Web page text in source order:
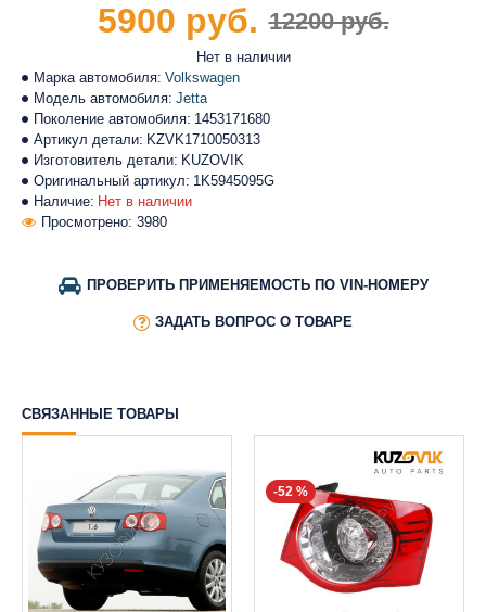
Наличие: Нет в наличии
Марка автомобиля: Volkswagen
Модель автомобиля: Jetta
Поколение автомобиля: 1453171680
Артикул детали: KZVK1710050313
Изготовитель детали: KUZOVIK
Оригинальный артикул: 1K5945095G
Просмотрено: 3980
Нет в наличии
12200 руб.
5900 руб.
ПРОВЕРИТЬ ПРИМЕНЯЕМОСТЬ ПО VIN-НОМЕРУ
ЗАДАТЬ ВОПРОС О ТОВАРЕ
СВЯЗАННЫЕ ТОВАРЫ
-52 %